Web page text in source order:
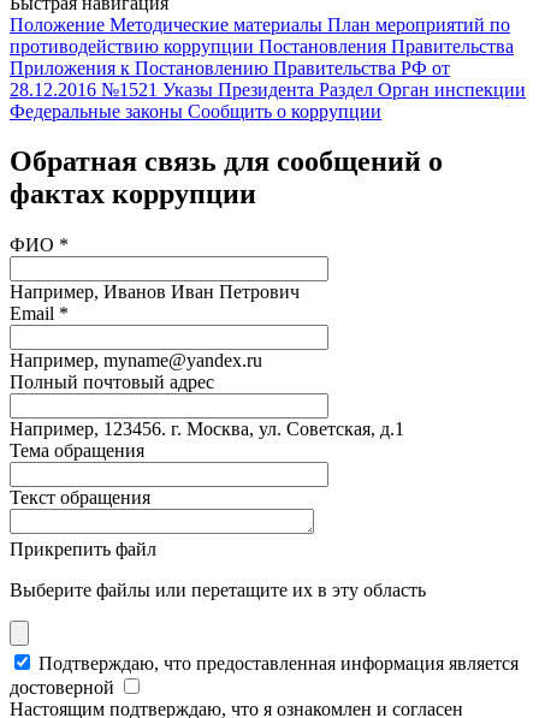
Положение Методические материалы План мероприятий по
противодействию коррупции Постановления Правительства
Приложения к Постановлению Правительства РФ от
28.12.2016 №1521 Указы Президента Раздел Орган инспекции
Федеральные законы Сообщить о коррупции
Обратная связь для сообщений о
фактах коррупции
ФИО *
Например, Иванов Иван Петрович
Email *
Например, myname@yandex.ru
Полный почтовый адрес
Например, 123456. г. Москва, ул. Советская, д.1
Тема обращения
Текст обращения
Прикрепить файл
Выберите файлы или перетащите их в эту область
Подтверждаю, что предоставленная информация является
достоверной
Настоящим подтверждаю, что я ознакомлен и согласен